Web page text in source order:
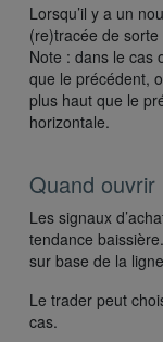
Lorsqu’il y a un
(re)tracée de sorte
Note : dans le cas
que le précédent,
plus haut que le
horizontale.
Quand
Les signaux
tendance
sur base de la
Le trader peut
cas.